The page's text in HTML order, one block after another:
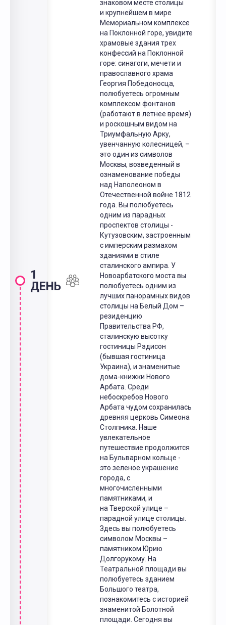
1
ДЕНЬ
знаковом месте столицы
и крупнейшем в мире
Мемориальном комплексе
на Поклонной горе, увидите
храмовые здания трех
конфессий на Поклонной
горе: синагоги, мечети и
православного храма
Георгия Победоносца,
полюбуетесь огромным
комплексом фонтанов
(работают в летнее время)
и роскошным видом на
Триумфальную Арку,
увенчанную колесницей, –
это один из символов
Москвы, возведенный в
ознаменование победы
над Наполеоном в
Отечественной войне 1812
года. Вы полюбуетесь
одним из парадных
проспектов столицы -
Кутузовским, застроенным
с имперским размахом
зданиями в стиле
сталинского ампира. У
Новоарбатского моста вы
полюбуетесь одним из
лучших панорамных видов
столицы на Белый Дом –
резиденцию
Правительства РФ,
сталинскую высотку
гостиницы Рэдисон
(бывшая гостиница
Украина), и знаменитые
дома-книжки Нового
Арбата. Среди
небоскребов Нового
Арбата чудом сохранилась
древняя церковь Симеона
Столпника. Наше
увлекательное
путешествие продолжится
на Бульварном кольце -
это зеленое украшение
города, с
многочисленными
памятниками, и
на Тверской улице –
парадной улице столицы.
Здесь вы полюбуетесь
символом Москвы –
памятником Юрию
Долгорукому. На
Театральной площади вы
полюбуетесь зданием
Большого театра,
познакомитесь с историей
знаменитой Болотной
площади. Сегодня вы